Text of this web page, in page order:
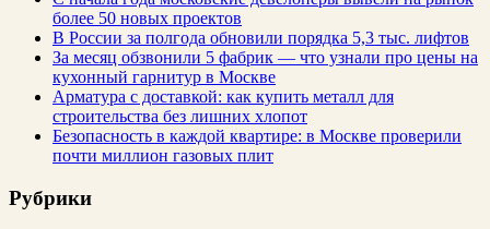
более 50 новых проектов
В России за полгода обновили порядка 5,3 тыс. лифтов
За месяц обзвонили 5 фабрик — что узнали про цены на
кухонный гарнитур в Москве
Арматура с доставкой: как купить металл для
строительства без лишних хлопот
Безопасность в каждой квартире: в Москве проверили
почти миллион газовых плит
Рубрики